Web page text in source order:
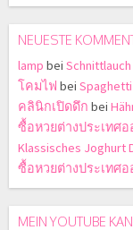
NEUESTE
lamp bei
โคมไฟ bei
คลินิกเปิดดึก bei
ซื้อหวยต่างประเทศ
Klassisches Joghurt
ซื้อหวยต่างประเทศ
MEIN YOUTUBE